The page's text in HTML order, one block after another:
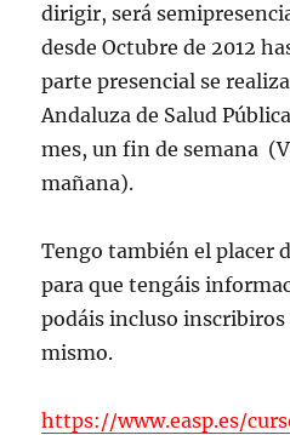
dirigir, será
desde Octubre de 2012
parte presencial se
Andaluza de Salud
mes, un fin de semana
mañana).
Tengo también el placer
para que tengáis
podáis incluso
mismo.
https://www.easp.es/